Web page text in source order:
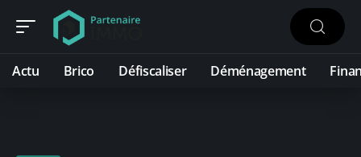
Actu Brico Défiscaliser Déménagement